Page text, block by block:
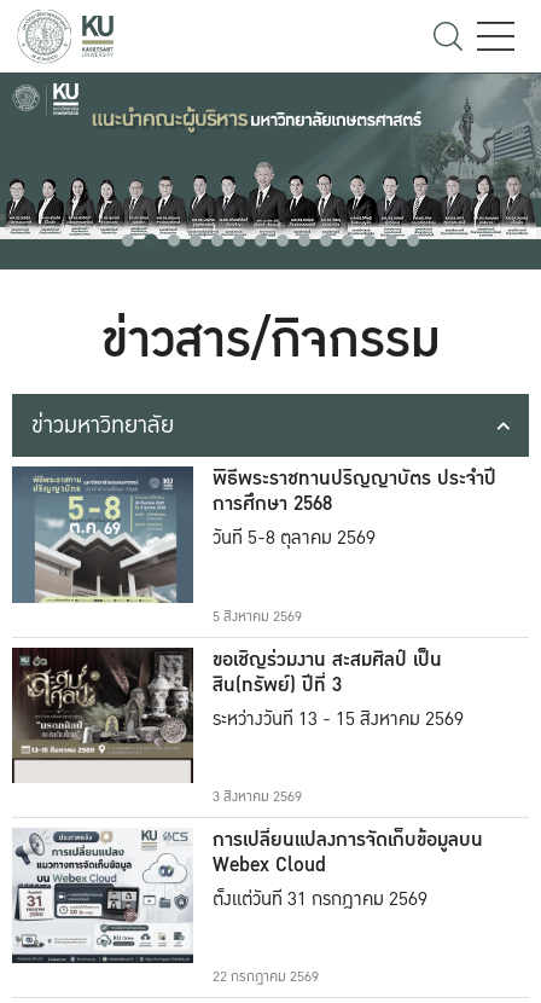
ข่าวสาร/กิจกรรม
ข่าวมหาวิทยาลัย
พิธีพระราชทานปริญญาบัตร ประจำปี
การศึกษา 2568
วันที่ 5-8 ตุลาคม 2569
5 สิงหาคม 2569
ขอเชิญร่วมงาน สะสมศิลป์ เป็น
สิน(ทรัพย์) ปีที่ 3
ระหว่างวันที่ 13 - 15 สิงหาคม 2569
3 สิงหาคม 2569
การเปลี่ยนแปลงการจัดเก็บข้อมูลบน
Webex Cloud
ตั้งแต่วันที่ 31 กรกฎาคม 2569
22 กรกฎาคม 2569